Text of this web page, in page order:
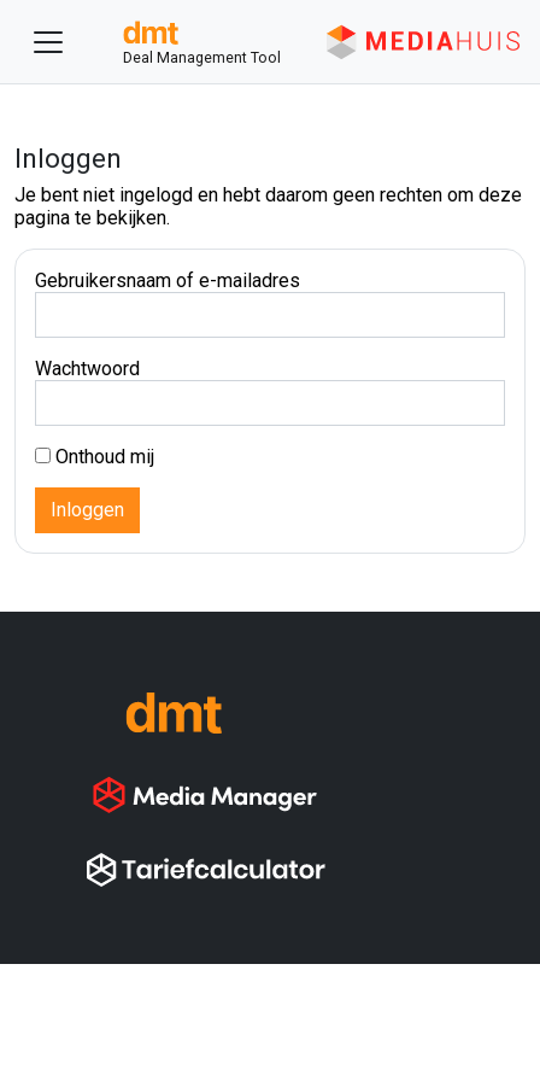
Deal Management Tool
Inloggen
Je bent niet ingelogd en hebt daarom geen rechten om deze
pagina te bekijken.
Gebruikersnaam of e-mailadres
Wachtwoord
Onthoud mij